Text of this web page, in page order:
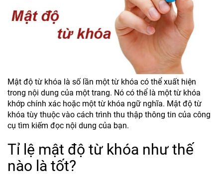
Mật độ từ khóa là số lần một từ khóa có thể xuất hiện
trong nội dung của một trang. Nó có thể là một từ khóa
khớp chính xác hoặc một từ khóa ngữ nghĩa. Mật độ từ
khóa tùy thuộc vào cách trình thu thập thông tin của công
cụ tìm kiếm đọc nội dung của bạn.
Tỉ lệ mật độ từ khóa như thế
nào là tốt?